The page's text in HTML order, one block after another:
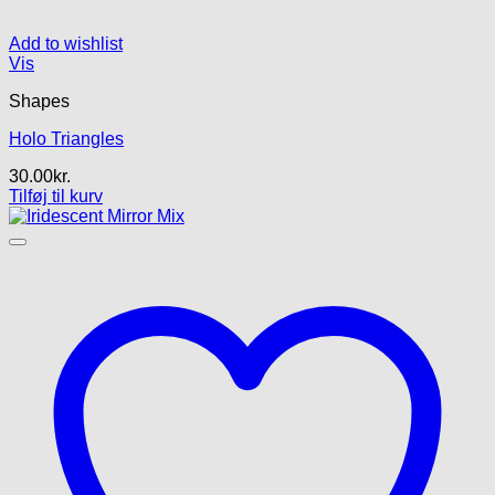
Add to wishlist
Vis
Shapes
Holo Triangles
30.00kr.
Tilføj til kurv